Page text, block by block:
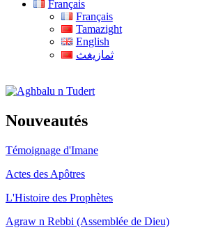
Français
Français
Tamazight
English
ثمازيغث
Aghbalu n Tudert
Nouveautés
Témoignage d'Imane
Actes des Apôtres
L'Histoire des Prophètes
Agraw n Rebbi (Assemblée de Dieu)